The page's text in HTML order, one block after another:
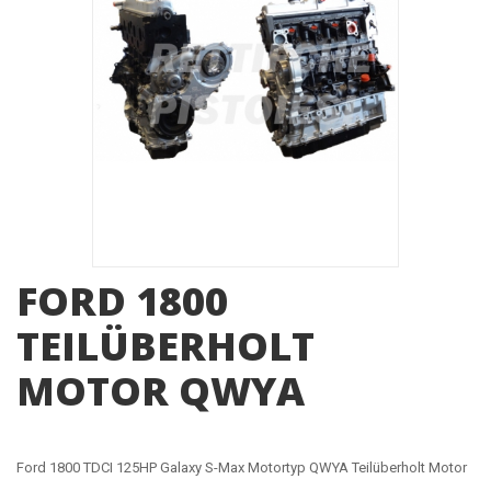
FORD 1800
TEILÜBERHOLT
MOTOR QWYA
Ford 1800 TDCI 125HP Galaxy S-Max Motortyp QWYA Teilüberholt Motor